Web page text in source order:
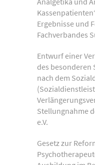
Ergebnisse und
Fachverbandes
Entwurf einer
des besonderen
nach dem
Stellungnahme
e.V.
Gesetz zur